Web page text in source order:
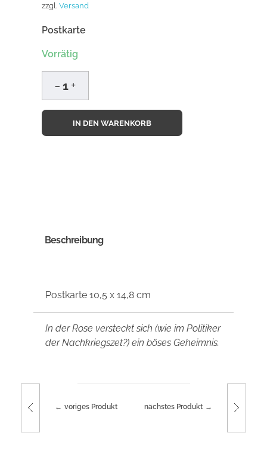
zzgl. Versand
Postkarte
Vorrätig
IN DEN WARENKORB
Beschreibung
Postkarte 10,5 x 14,8 cm
In der Rose versteckt sich (wie im Politiker
der Nachkriegszet?) ein böses Geheimnis.
voriges Produkt nächstes Produkt